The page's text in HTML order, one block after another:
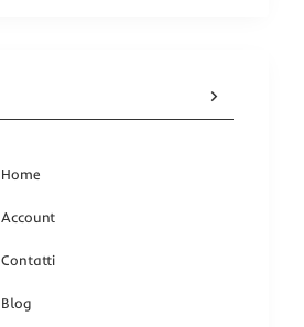
Home
Account
Contatti
Blog